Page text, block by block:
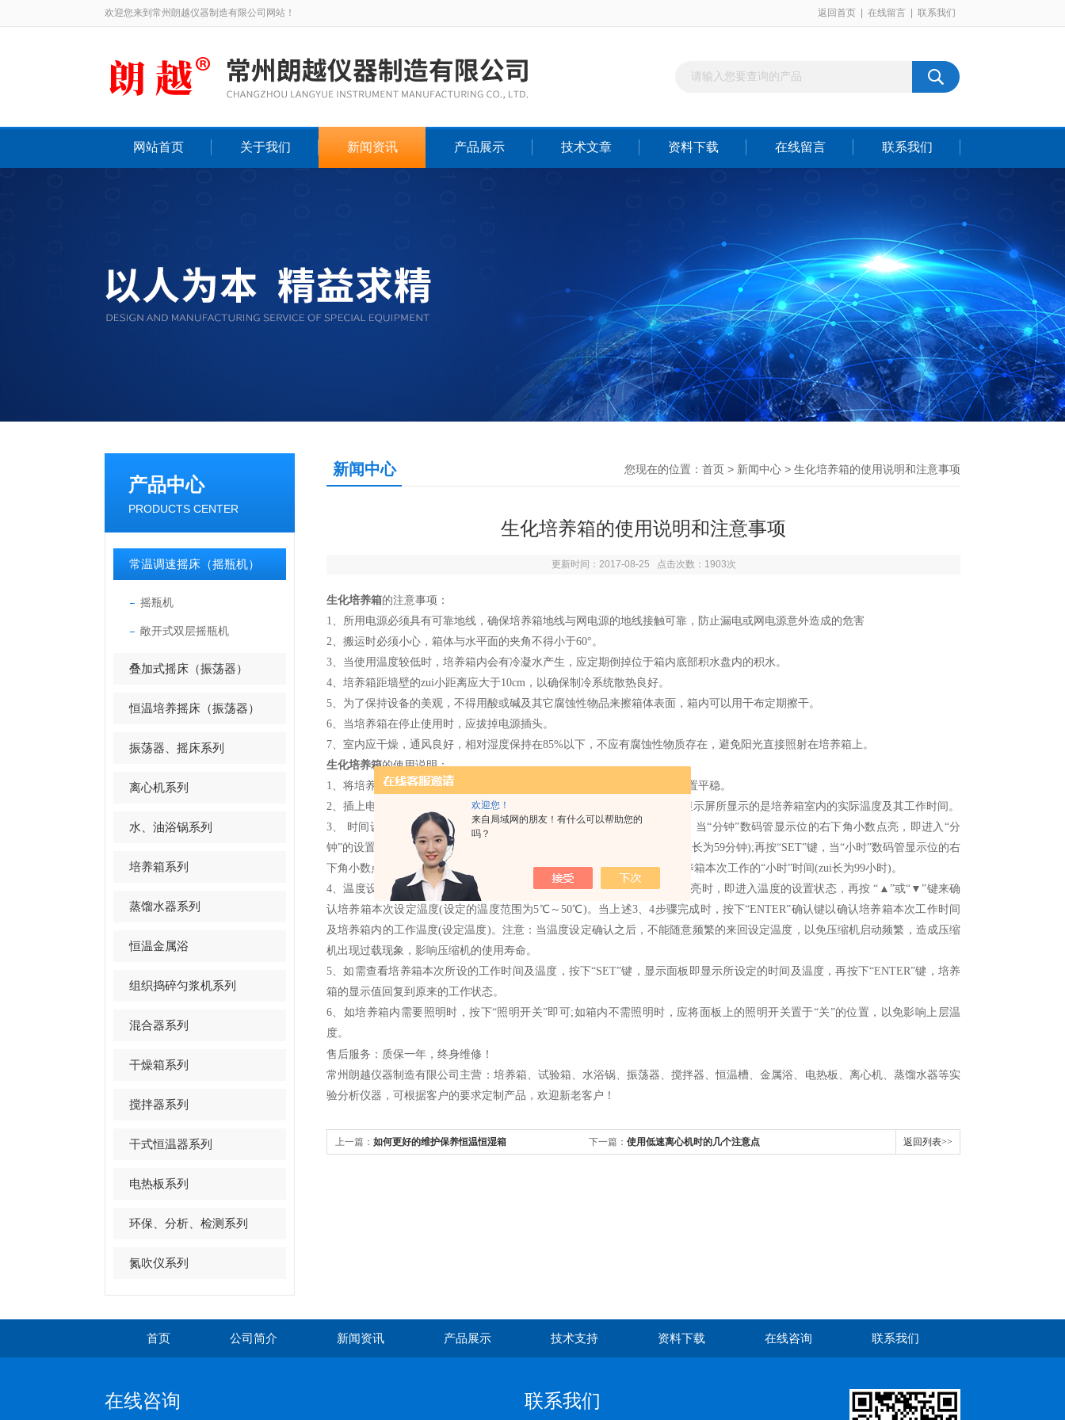
欢迎您！
来自局域网的朋友！有什么可以帮助您的
吗？
欢迎您来到常州朗越仪器制造有限公司网站！ 返回首页 在线留言 联系我们
网站首页 关于我们 新闻资讯 产品展示 技术文章 资料下载 在线留言 联系我们
产品中心
PRODUCTS CENTER
常温调速摇床（摇瓶机）
摇瓶机
敞开式双层摇瓶机
叠加式摇床（振荡器）
恒温培养摇床（振荡器）
振荡器、摇床系列
离心机系列
水、油浴锅系列
培养箱系列
蒸馏水器系列
恒温金属浴
组织捣碎匀浆机系列
混合器系列
干燥箱系列
搅拌器系列
干式恒温器系列
电热板系列
环保、分析、检测系列
氮吹仪系列
新闻中心 您现在的位置： 首页 > 新闻中心 > 生化培养箱的使用说明和注意事项
生化培养箱的使用说明和注意事项
更新时间：2017-08-25 点击次数：1903次
生化培养箱的注意事项：
1、所用电源必须具有可靠地线，确保培养箱地线与网电源的地线接触可靠，防止漏电或网电源意外造成的危害
2、搬运时必须小心，箱体与水平面的夹角不得小于60°。
3、当使用温度较低时，培养箱内会有冷凝水产生，应定期倒掉位于箱内底部积水盘内的积水。
4、培养箱距墙壁的zui小距离应大于10cm，以确保制冷系统散热良好。
5、为了保持设备的美观，不得用酸或碱及其它腐蚀性物品来擦箱体表面，箱内可以用干布定期擦干。
6、当培养箱在停止使用时，应拔掉电源插头。
7、室内应干燥，通风良好，相对湿度保持在85%以下，不应有腐蚀性物质存在，避免阳光直接照射在培养箱上。
生化培养箱的使用说明：
1、将培养箱放于平整坚实的地面上，调节箱体下端两支撑螺杆，使箱体安置平稳。
2、插上电源插座(电源应有良好接地)，按下“电源开关”，显示屏亮，此时显示屏所显示的是培养箱室内的实际温度及其工作时间。
3、 时间设定：时间设定包括“分钟”与“小时”的设定。按下“SET” 设置键，当“分钟”数码管显示位的右下角小数点亮，即进入“分
钟”的设置状态，再按 “▲”或“▼”键来确认培养箱本次工作的“分钟”时间(zui长为59分钟);再按“SET”键，当“小时”数码管显示位的右
下角小数点亮时，即进入“小时” 的设置状态，再按 “▲”或“▼”键来确认培养箱本次工作的“小时”时间(zui长为99小时)。
4、温度设定：按下“SET”键，当温度显示zui后一位数码管右下角的小数点亮时，即进入温度的设置状态，再按 “▲”或“▼”键来确
认培养箱本次设定温度(设定的温度范围为5℃～50℃)。当上述3、4步骤完成时，按下“ENTER”确认键以确认培养箱本次工作时间
及培养箱内的工作温度(设定温度)。注意：当温度设定确认之后，不能随意频繁的来回设定温度，以免压缩机启动频繁，造成压缩
机出现过载现象，影响压缩机的使用寿命。
5、如需查看培养箱本次所设的工作时间及温度，按下“SET”键，显示面板即显示所设定的时间及温度，再按下“ENTER”键，培养
箱的显示值回复到原来的工作状态。
6、如培养箱内需要照明时，按下“照明开关”即可;如箱内不需照明时，应将面板上的照明开关置于“关”的位置，以免影响上层温
度。
售后服务：质保一年，终身维修！
常州朗越仪器制造有限公司主营：培养箱、试验箱、水浴锅、振荡器、搅拌器、恒温槽、金属浴、电热板、离心机、蒸馏水器等实
验分析仪器，可根据客户的要求定制产品，欢迎新老客户！
上一篇： 如何更好的维护保养恒温恒湿箱 下一篇： 使用低速离心机时的几个注意点 返回列表>>
首页 公司简介 新闻资讯 产品展示 技术支持 资料下载 在线咨询 联系我们
在线咨询 联系我们